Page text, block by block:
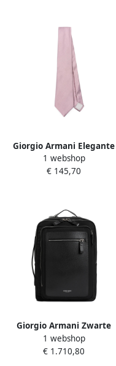
Giorgio Armani Elegante
Zijden Stropdas voor
Mannen Pink Heren
1 webshop
€ 145,70
Giorgio Armani Zwarte
Bucket Bag & Rugzak Black
Heren
1 webshop
€ 1.710,80